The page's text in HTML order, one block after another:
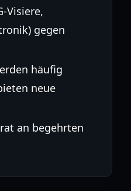
Visiere,
gegen
häufig
neue
an begehrten